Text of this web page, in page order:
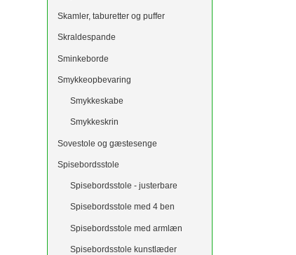
Skamler, taburetter og puffer
Skraldespande
Sminkeborde
Smykkeopbevaring
Smykkeskabe
Smykkeskrin
Sovestole og gæstesenge
Spisebordsstole
Spisebordsstole - justerbare
Spisebordsstole med 4 ben
Spisebordsstole med armlæn
Spisebordsstole kunstlæder